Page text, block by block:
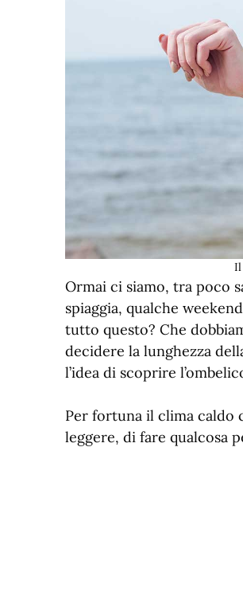
Il
Ormai ci siamo, tra poco
spiaggia, qualche
tutto questo? Che
decidere la lunghezza
l’idea di scoprire
Per fortuna il clima caldo
leggere, di fare qualcosa